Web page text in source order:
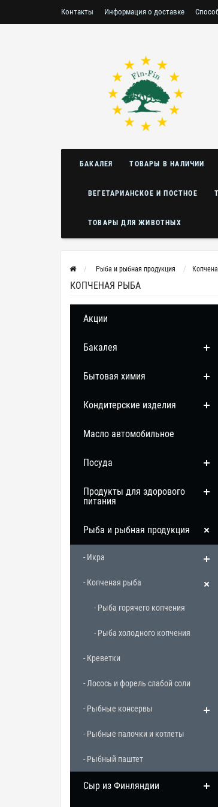
Контакты Информация о доставке
БАКАЛЕЯ ТОВАРЫ В НАЛИЧИИ
ВЕГЕТАРИАНСКОЕ И ПОСТНОЕ
ТОВАРЫ ДЛЯ ЖИВОТНЫХ
Рыба и рыбная продукция
КОПЧЕНАЯ РЫБА
Акции
Бакалея
Бытовая химия
Кондитерские изделия
Масло автомобильное
Посуда
Продукты для здорового
питания
Рыба и рыбная продукция
- Икра
- Копченая рыба
- Рыба горячего копчения
- Рыба холодного копчения
- Креветки
- Лосось и форель слабой соли
- Рыбные консервы
- Рыбные палочки и котлеты
- Рыбный паштет
Сыр из Финляндии